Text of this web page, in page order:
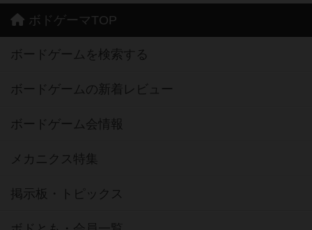
ボドゲーマTOP
ボードゲームを検索する
ボードゲームの新着レビュー
ボードゲーム会情報
メカニクス特集
掲示板・トピックス